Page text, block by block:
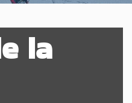
la